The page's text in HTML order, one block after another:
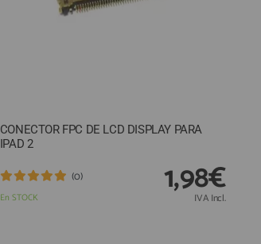
CONECTOR FPC DE LCD DISPLAY PARA
IPAD 2
En STOCK
(0) 1,98€
IVA Incl.